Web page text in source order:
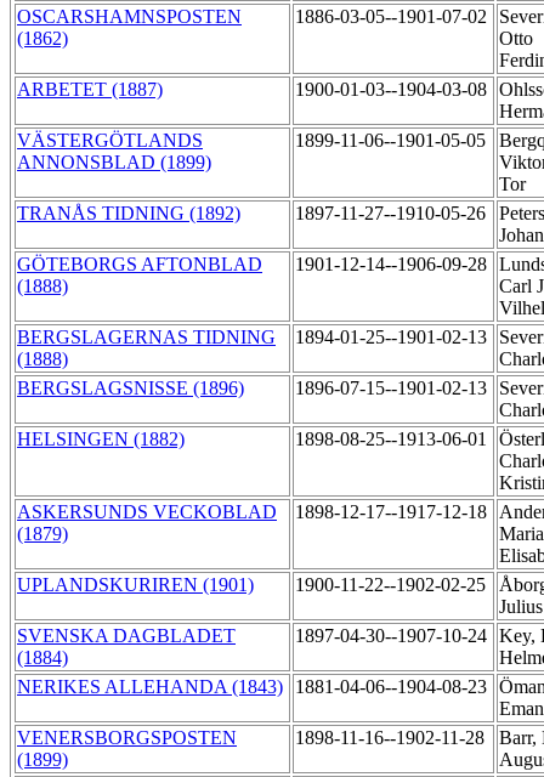
OSCARSHAMNSPOSTEN
(1862)
1886-03-05--1901-07-02
Otto
ARBETET (1887)
1900-01-03--1904-03-08
VÄSTERGÖTLANDS
ANNONSBLAD (1899)
1899-11-06--1901-05-05
Tor
TRANÅS TIDNING (1892)
1897-11-27--1910-05-26
GÖTEBORGS AFTONBLAD
(1888)
1901-12-14--1906-09-28
Carl
BERGSLAGERNAS TIDNING
(1888)
1894-01-25--1901-02-13
BERGSLAGSNISSE (1896)
1896-07-15--1901-02-13
HELSINGEN (1882)
1898-08-25--1913-06-01
ASKERSUNDS VECKOBLAD
(1879)
1898-12-17--1917-12-18
Maria
UPLANDSKURIREN (1901)
1900-11-22--1902-02-25
SVENSKA DAGBLADET
(1884)
1897-04-30--1907-10-24 Key,
NERIKES ALLEHANDA (1843)
1881-04-06--1904-08-23
VENERSBORGSPOSTEN
(1899)
1898-11-16--1902-11-28
Barr,